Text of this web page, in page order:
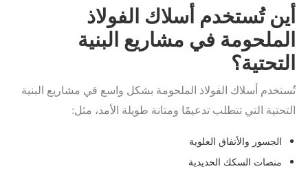
أين تُستخدم أسلاك الفولاذ
الملحومة في مشاريع البنية
التحتية؟
تُستخدم أسلاك الفولاذ الملحومة بشكل واسع في مشاريع البنية
التحتية التي تتطلب تدعيمًا ومتانة طويلة الأمد، مثل:
الجسور والأنفاق العلوية
منصات السكك الحديدية